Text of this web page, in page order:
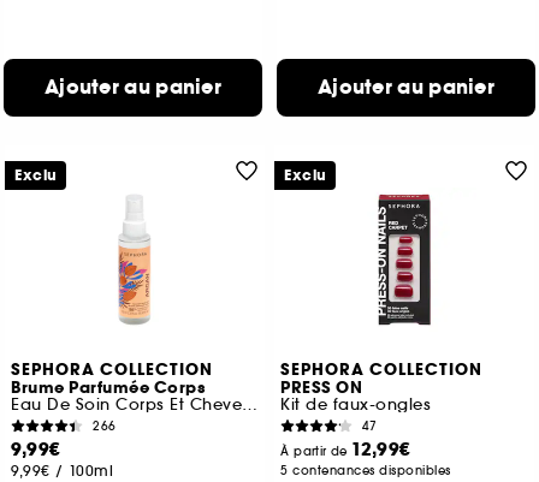
Ajouter au panier Ajouter au panier
SEPHORA COLLECTION
Brume Parfumée Corps
Eau De Soin Corps Et Cheveux
266
9,99€
9,99€ / 100ml
Exclu
SEPHORA COLLECTION
PRESS ON
Kit de faux-ongles
47
À partir de 12,99€
5 contenances disponibles
Exclu